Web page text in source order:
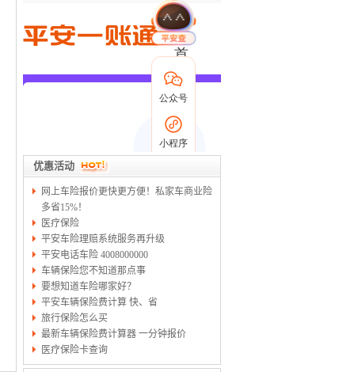
优惠活动
网上车险报价更快更方便！私家车商业险
多省15%！
医疗保险
平安车险理赔系统服务再升级
平安电话车险 4008000000
车辆保险您不知道那点事
要想知道车险哪家好？
平安车辆保险费计算 快、省
旅行保险怎么买
最新车辆保险费计算器 一分钟报价
医疗保险卡查询